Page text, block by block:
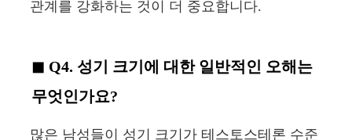
관계를 강화하는 것이 더 중요합니다.
Q4. 성기 크기에 대한 일반적인 오해는
무엇인가요?
많은 남성들이 성기 크기가 테스토스테론 수준